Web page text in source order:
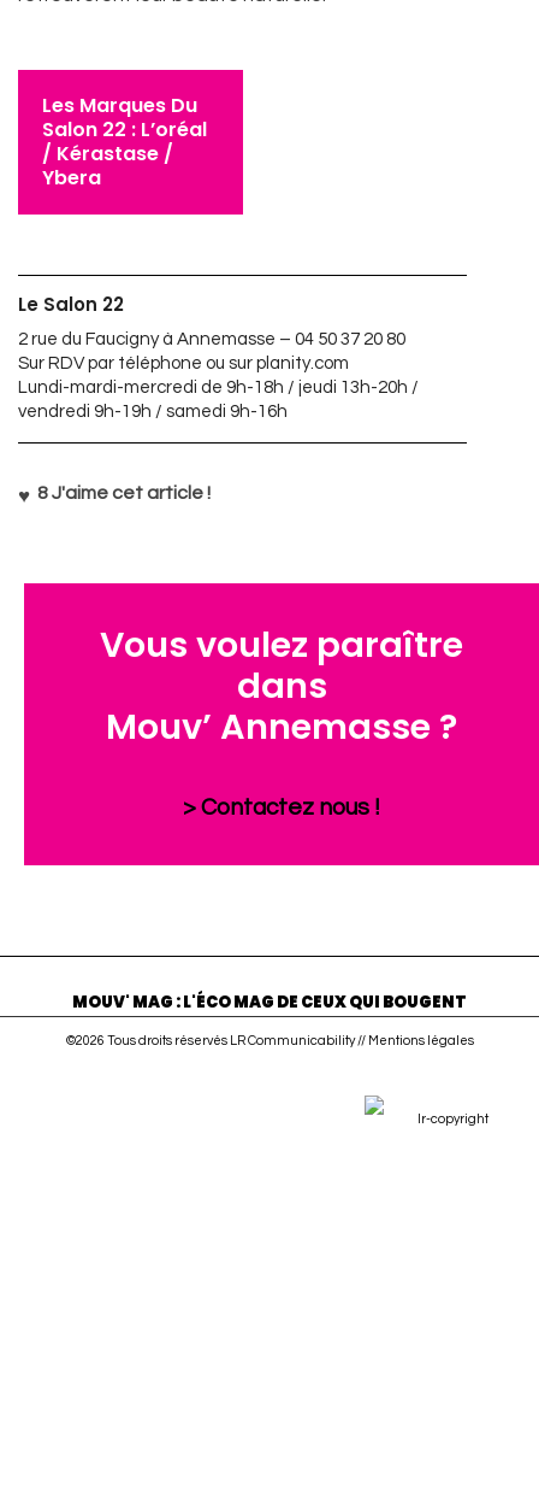
Les Marques Du
Salon 22 : L’oréal
/ Kérastase /
Ybera
Le Salon 22
2 rue du Faucigny à Annemasse – 04 50 37 20 80
Sur RDV par téléphone ou sur planity.com
Lundi-mardi-mercredi de 9h-18h / jeudi 13h-20h /
vendredi 9h-19h / samedi 9h-16h
8J'aime cet article !
Vous voulez paraître
dans
Mouv’ Annemasse ?
> Contactez nous !
MOUV' MAG : L'ÉCO MAG DE CEUX QUI BOUGENT
©2026 Tous droits réservés LR Communicability // Mentions légales